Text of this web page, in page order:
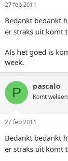
27 feb 2011
Bedankt bedankt
er straks uit komt
Als het goed is
week.
P pascalo
Komt
27 feb 2011
Bedankt bedankt
er straks uit komt